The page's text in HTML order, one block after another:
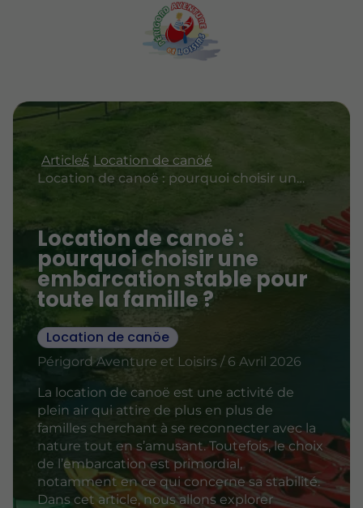
Articles Location de canöe
Location de canoë : pourquoi choisir une embarcation stable pour toute la famille ?
Location de canoë :
pourquoi choisir une
embarcation stable pour
toute la famille ?
Location de canöe
Périgord Aventure et Loisirs / 6 Avril 2026
La location de canoë est une activité de
plein air qui attire de plus en plus de
familles cherchant à se reconnecter avec la
nature tout en s’amusant. Toutefois, le choix
de l’embarcation est primordial,
notamment en ce qui concerne sa stabilité.
Dans cet article, nous allons explorer